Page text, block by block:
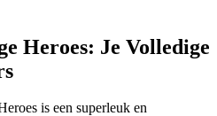
Heroes: Je Volledige
is een superleuk en